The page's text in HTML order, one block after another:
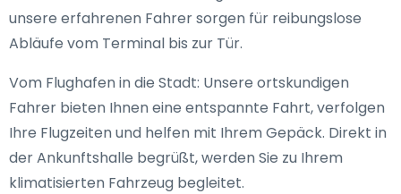
unsere erfahrenen Fahrer sorgen für reibungslose
Abläufe vom Terminal bis zur Tür.
Vom Flughafen in die Stadt: Unsere ortskundigen
Fahrer bieten Ihnen eine entspannte Fahrt, verfolgen
Ihre Flugzeiten und helfen mit Ihrem Gepäck. Direkt in
der Ankunftshalle begrüßt, werden Sie zu Ihrem
klimatisierten Fahrzeug begleitet.